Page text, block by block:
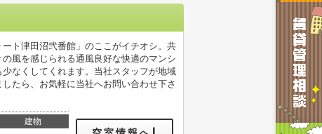
ト津田沼弐番館」のここがイチオシ。共
風を感じられる通風良好な快適のマンシ
なくしてくれます。当社スタッフが地域
たら、お気軽に当社へお問い合わせ下さ
建物